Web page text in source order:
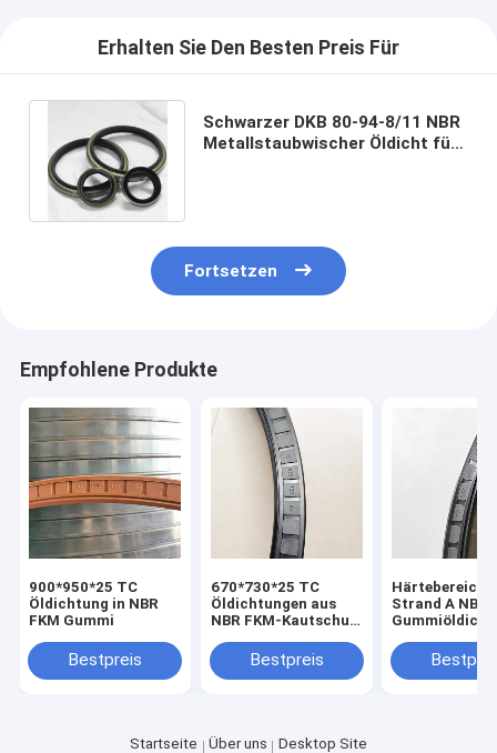
Erhalten Sie Den Besten Preis Für
Schwarzer DKB 80-94-8/11 NBR
Metallstaubwischer Öldicht für
Fortsetzen
Empfohlene Produkte
900*950*25 TC
Öldichtung in NBR
FKM Gummi
Bestpreis
670*730*25 TC
Öldichtungen aus
NBR FKM-Kautschuk
Temperaturbeständigkeit
Bestpreis
Härtebereich
Strand A NBR
Startseite Über uns Desktop Site